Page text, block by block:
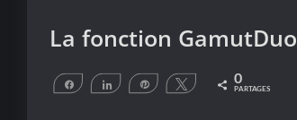
La fonction GamutDuo
Partagez Partagez Épingle Tweetez 0
PARTAGES